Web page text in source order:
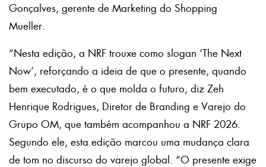
Gonçalves, gerente de Marketing do Shopping
Mueller.
“Nesta edição, a NRF trouxe como slogan ‘The Next
Now’, reforçando a ideia de que o presente, quando
bem executado, é o que molda o futuro, diz Zeh
Henrique Rodrigues, Diretor de Branding e Varejo do
Grupo OM, que também acompanhou a NRF 2026.
Segundo ele, esta edição marcou uma mudança clara
de tom no discurso do varejo global. “O presente exige